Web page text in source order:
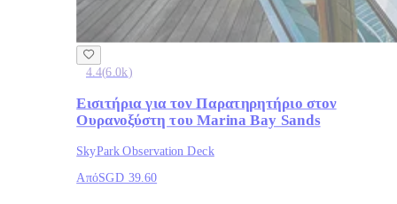
4.4(6.0k)
Εισιτήρια για τον Παρατηρητήριο στον
Ουρανοξύστη του Marina Bay Sands
SkyPark Observation Deck
ΑπόSGD 39.60